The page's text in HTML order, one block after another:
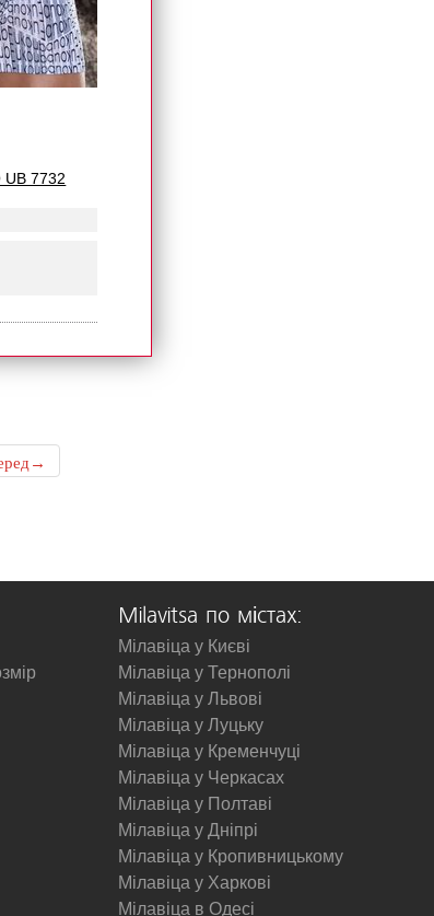
UB 7732
Milavitsa по містах:
Мілавіца у Києві
Мілавіца у Тернополі
Мілавіца у Львові
Мілавіца у Луцьку
Мілавіца у Кременчуці
Мілавіца у Черкасах
Мілавіца у Полтаві
Мілавіца у Дніпрі
Мілавіца у Кропивницькому
Мілавіца у Харкові
Мілавіца в Одесі